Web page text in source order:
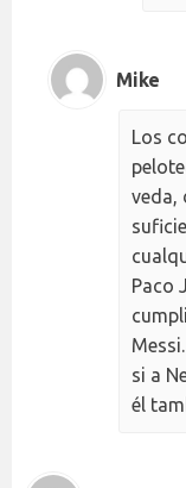
Mike
Los
veda,
Paco
si a
él